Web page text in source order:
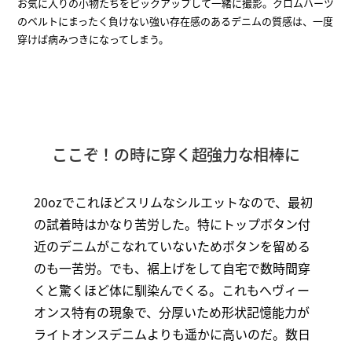
のベルトにまったく負けない強い存在感のあるデニムの質感は、一度
穿けば病みつきになってしまう。
ここぞ！の時に穿く超強力な相棒に
20ozでこれほどスリムなシルエットなので、最初
の試着時はかなり苦労した。特にトップボタン付
近のデニムがこなれていないためボタンを留める
のも一苦労。でも、裾上げをして自宅で数時間穿
くと驚くほど体に馴染んでくる。これもへヴィー
オンス特有の現象で、分厚いため形状記憶能力が
ライトオンスデニムよりも遥かに高いのだ。数日